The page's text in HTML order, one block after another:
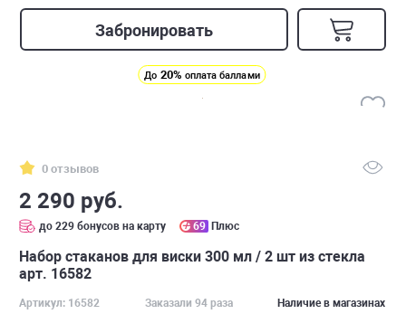
Забронировать
До 20% оплата баллами
0 отзывов
2 290 руб.
до 229 бонусов на карту 69 Плюс
Набор стаканов для виски 300 мл / 2 шт из стекла
арт. 16582
Артикул: 16582 Заказали 94 раза Наличие в магазинах